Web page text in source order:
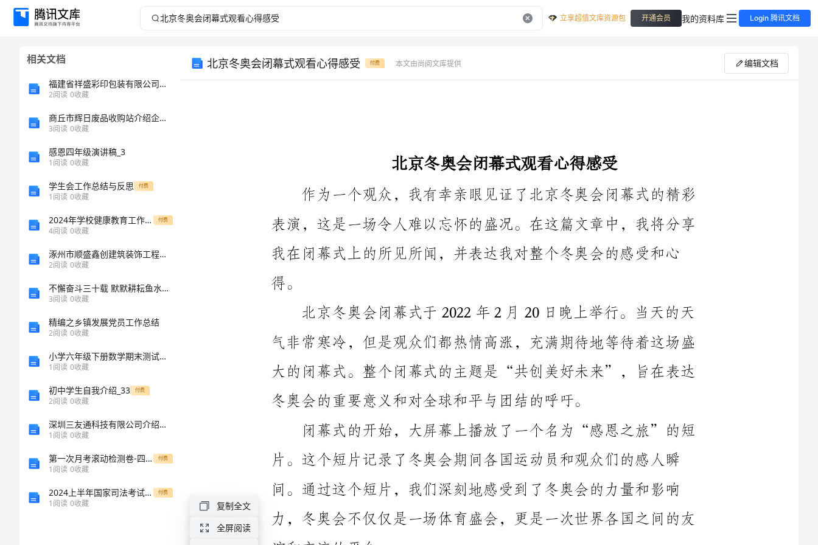
北
立享超值文库资源包 开通会员 我的资料库 Login 腾讯文档
相关文档
福建省祥盛彩印包装有限公司介绍企业发展分析报告
2阅读 0收藏
商丘市辉日废品收购站介绍企业发展分析报告
3阅读 0收藏
感恩四年级演讲稿_3
1阅读 0收藏
学生会工作总结与反思 付费
1阅读 0收藏
2024年学校健康教育工作总结范文材料 付费
4阅读 0收藏
涿州市顺盛鑫创建筑装饰工程有限公司介绍企业发展分析报告
2阅读 0收藏
不懈奋斗三十载 默默耕耘鱼水间——全国水产技术推广工作30年巡礼
3阅读 0收藏
精编之乡镇发展党员工作总结
2阅读 0收藏
小学六年级下册数学期末测试卷及参考答案【考试直接用】
1阅读 0收藏
初中学生自我介绍_33 付费
2阅读 0收藏
深圳三友通科技有限公司介绍企业发展分析报告
1阅读 0收藏
第一次月考滚动检测卷-四川师范大学附属第一实验中学（区域命题）沪教版九年级下册溶解现象专题测试试卷（含答案详解） 付费
1阅读 0收藏
2024上半年国家司法考试（试卷一）题库综合试卷D卷 含答案 付费
1阅读 0收藏
北京冬奥会闭幕式观看心得感受 付费 本文由尚阅文库提供 编辑文档
章都有独特的主题和表演形式。第一个篇章是“共创冬奥”，通
作为一个观众，我有幸亲眼见证了北京冬奥会闭幕式的精彩
我在闭幕式上的所见所闻，并表达我对整个冬奥会的感受和心
北京冬奥会闭幕式于2022年2月20日晚上举行。当天的天
冬奥会的重要意义和对全球和平与团结的呼吁。
闭幕式的开始，大屏幕上播放了一个名为“感恩之旅”的短
片。这个短片记录了冬奥会期间各国运动员和观众们的感人瞬
间。通过这个短片，我们深刻地感受到了冬奥会的力量和影响
谊和交流的平台。
接着，闭幕式正式开始。整个闭幕式分为多个篇章，每个篇
复制全文
全屏阅读